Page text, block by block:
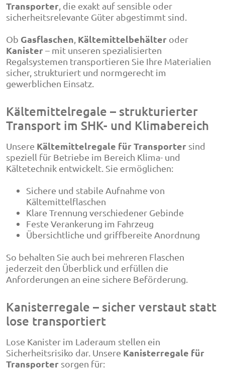
Transporter , die exakt auf sensible oder
sicherheitsrelevante Güter abgestimmt sind.
Ob Gasflaschen Kältemittelbehälter oder
Kanister– mit unseren spezialisierten
Regalsystemen transportieren Sie Ihre Materialien
sicher, strukturiert und normgerecht im
gewerblichen Einsatz.
Kältemittelregale – strukturierter
Transport im SHK- und Klimabereich
Unsere Kältemittelregale für Transporter sind
speziell für Betriebe im Bereich Klima- und
Kältetechnik entwickelt. Sie ermöglichen:
Sichere und stabile Aufnahme von
Kältemittelflaschen
Klare Trennung verschiedener Gebinde
Feste Verankerung im Fahrzeug
Übersichtliche und griffbereite Anordnung
So behalten Sie auch bei mehreren Flaschen
jederzeit den Überblick und erfüllen die
Anforderungen an eine sichere Beförderung.
Kanisterregale – sicher verstaut statt
lose transportiert
Lose Kanister im Laderaum stellen ein
Sicherheitsrisiko dar. Unsere Kanisterregale für
Transporter sorgen für: